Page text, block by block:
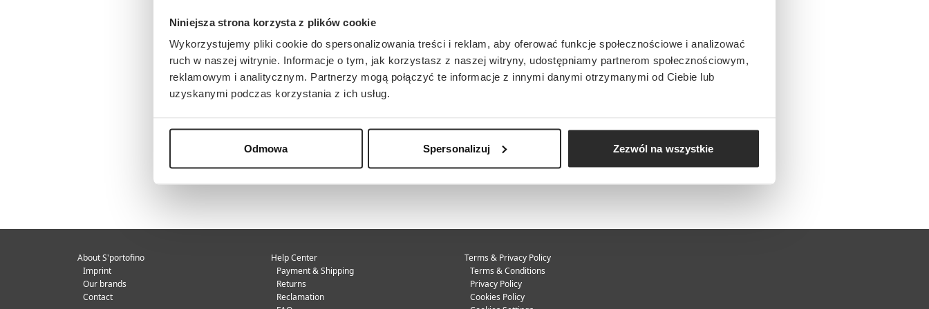
Niniejsza strona korzysta z plików cookie
Wykorzystujemy pliki cookie do spersonalizowania treści i reklam, aby oferować funkcje społecznościowe i analizować
ruch w naszej witrynie. Informacje o tym, jak korzystasz z naszej witryny, udostępniamy partnerom społecznościowym,
reklamowym i analitycznym. Partnerzy mogą połączyć te informacje z innymi danymi otrzymanymi od Ciebie lub
uzyskanymi podczas korzystania z ich usług.
Odmowa Spersonalizuj Zezwól na wszystkie
About S'portofino
Imprint
Our brands
Contact
Help Center
Payment & Shipping
Returns
Reclamation
Terms & Privacy Policy
Terms & Conditions
Privacy Policy
Cookies Policy